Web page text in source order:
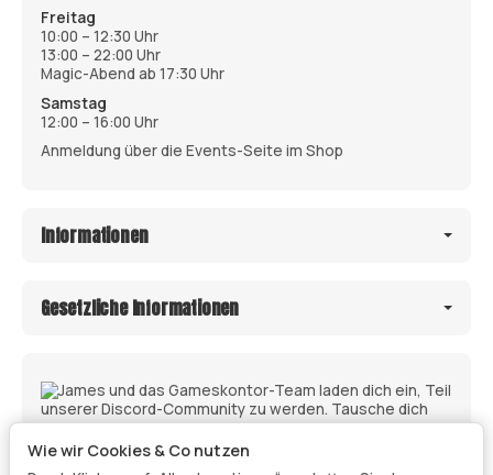
Freitag
10:00 – 12:30 Uhr
13:00 – 22:00 Uhr
Magic-Abend ab 17:30 Uhr
Samstag
12:00 – 16:00 Uhr
Anmeldung über die Events-Seite im Shop
Informationen
Gesetzliche Informationen
Wie wir Cookies & Co nutzen